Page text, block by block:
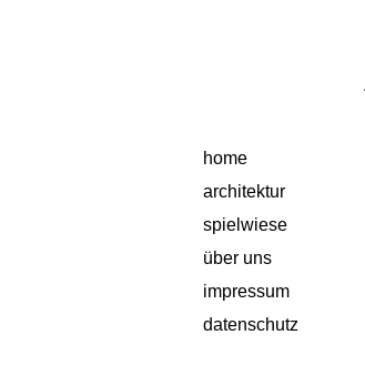
home
architektur
spielwiese
über uns
impressum
datenschutz